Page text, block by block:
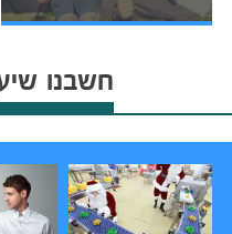
חשבנו